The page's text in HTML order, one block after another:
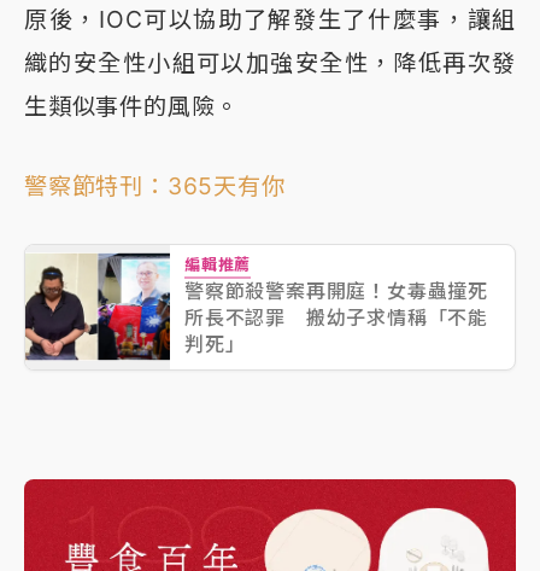
原後，IOC可以協助了解發生了什麼事，讓組
織的安全性小組可以加強安全性，降低再次發
生類似事件的風險。
警察節特刊：365天有你
編輯推薦
警察節殺警案再開庭！女毒蟲撞死
所長不認罪 搬幼子求情稱「不能
判死」